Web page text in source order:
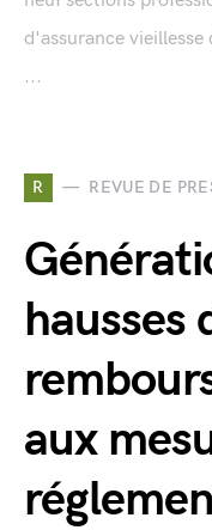
d'assurance vieillesse
...
R REVUE DE
hausses
aux